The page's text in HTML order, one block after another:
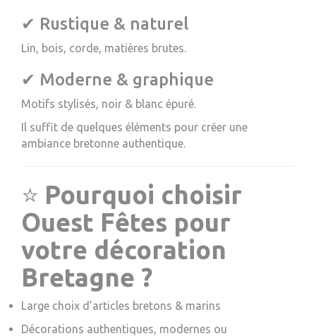
✔ Rustique & naturel
Lin, bois, corde, matières brutes.
✔ Moderne & graphique
Motifs stylisés, noir & blanc épuré.
Il suffit de quelques éléments pour créer une
ambiance bretonne authentique.
⭐ Pourquoi choisir
Ouest Fêtes pour
votre décoration
Bretagne ?
Large choix d’articles bretons & marins
Décorations authentiques, modernes ou